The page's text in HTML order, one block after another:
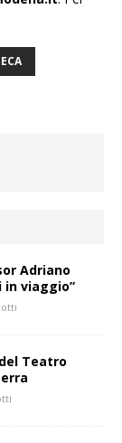
Adriano
in viaggio”
Teatro